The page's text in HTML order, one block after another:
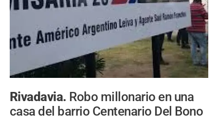
Rivadavia. Robo millonario en una
casa del barrio Centenario Del Bono